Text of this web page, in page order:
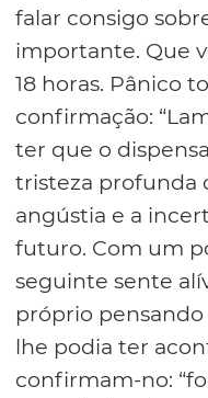
falar consigo
importante. Que
18 horas. Pânico
confirmação:
ter que o
tristeza profunda
angústia e a
futuro. Com um
seguinte sente
próprio
lhe podia ter
confirmam-no: